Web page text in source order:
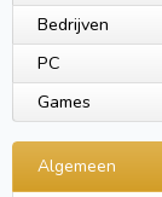
Bedrijven
PC
Games
Algemeen